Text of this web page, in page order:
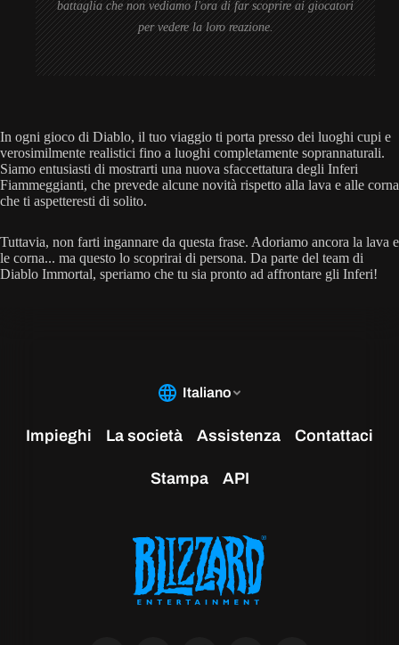
battaglia che non vediamo l'ora di far scoprire ai giocatori
per vedere la loro reazione.
In ogni gioco di Diablo, il tuo viaggio ti porta presso dei luoghi cupi e
verosimilmente realistici fino a luoghi completamente soprannaturali.
Siamo entusiasti di mostrarti una nuova sfaccettatura degli Inferi
Fiammeggianti, che prevede alcune novità rispetto alla lava e alle corna
che ti aspetteresti di solito.
Tuttavia, non farti ingannare da questa frase. Adoriamo ancora la lava e
le corna... ma questo lo scoprirai di persona. Da parte del team di
Diablo Immortal, speriamo che tu sia pronto ad affrontare gli Inferi!